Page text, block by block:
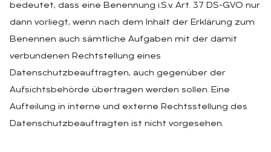
bedeutet, dass eine Benennung i.S.v. Art. 37 DS-GVO nur
dann vorliegt, wenn nach dem Inhalt der Erklärung zum
Benennen auch sämtliche Aufgaben mit der damit
verbundenen Rechtstellung eines
Datenschutzbeauftragten, auch gegenüber der
Aufsichtsbehörde übertragen werden sollen. Eine
Aufteilung in interne und externe Rechtsstellung des
Datenschutzbeauftragten ist nicht vorgesehen.